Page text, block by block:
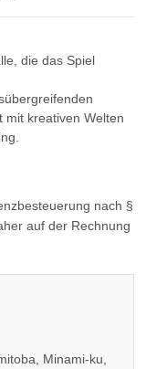
die das Spiel
mit kreativen Welten
nach §
auf der Rechnung
Minami-ku,